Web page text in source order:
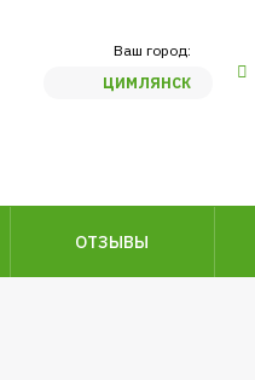
Ваш город:
ЦИМЛЯНСК
ОТЗЫВЫ